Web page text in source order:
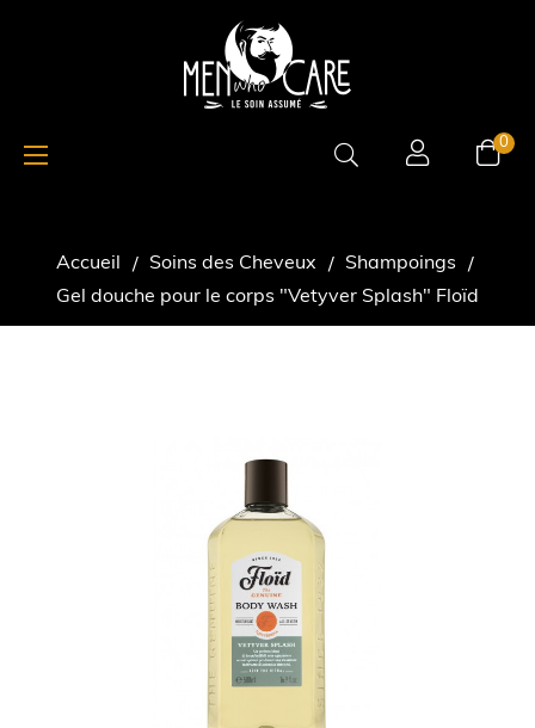
0
Basculer
la
☰
Accueil Soins des Cheveux
Shampoings
Gel douche pour le corps "Vetyver Splash" Floïd